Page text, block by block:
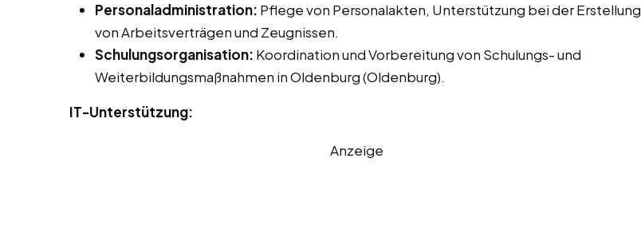
Personaladministration: Pflege von Personalakten, Unterstützung bei der Erstellung
von Arbeitsverträgen und Zeugnissen.
Schulungsorganisation: Koordination und Vorbereitung von Schulungs- und
Weiterbildungsmaßnahmen in Oldenburg (Oldenburg).
IT-Unterstützung:
Anzeige